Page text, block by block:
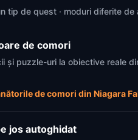
tip de quest · moduri diferite de
de comori
și puzzle-uri la obiective reale
de comori din Niagara
jos autoghidat